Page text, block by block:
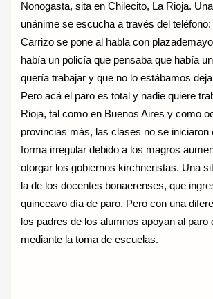
Nonogasta, sita en Chilecito, La Rioja.
unánime se escucha a través del teléfono:
Carrizo se pone al habla con
había un policía que pensaba que había
quería trabajar y que no lo estábamos
Pero acá el paro es total y nadie quiere
Rioja, tal como en Buenos Aires y como
provincias más, las clases no se iniciaron
forma irregular debido a los magros
otorgar los gobiernos kirchneristas. Una
la de los docentes bonaerenses, que
quinceavo día de paro. Pero con una
los padres de los alumnos apoyan al paro
mediante la toma de escuelas.